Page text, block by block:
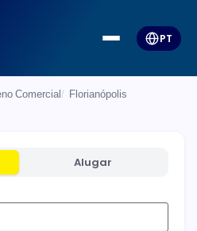
PT
Comercial
Florianópolis
Alugar